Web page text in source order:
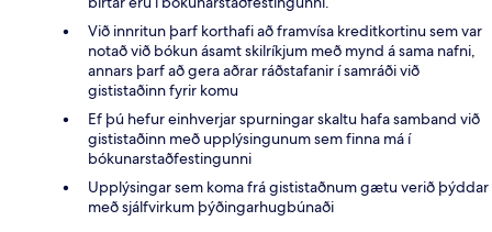
Við innritun þarf korthafi að framvísa kreditkortinu sem var
notað við bókun ásamt skilríkjum með mynd á sama nafni,
annars þarf að gera aðrar ráðstafanir í samráði við
gististaðinn fyrir komu
Ef þú hefur einhverjar spurningar skaltu hafa samband við
gististaðinn með upplýsingunum sem finna má í
bókunarstaðfestingunni
Upplýsingar sem koma frá gististaðnum gætu verið þýddar
með sjálfvirkum þýðingarhugbúnaði